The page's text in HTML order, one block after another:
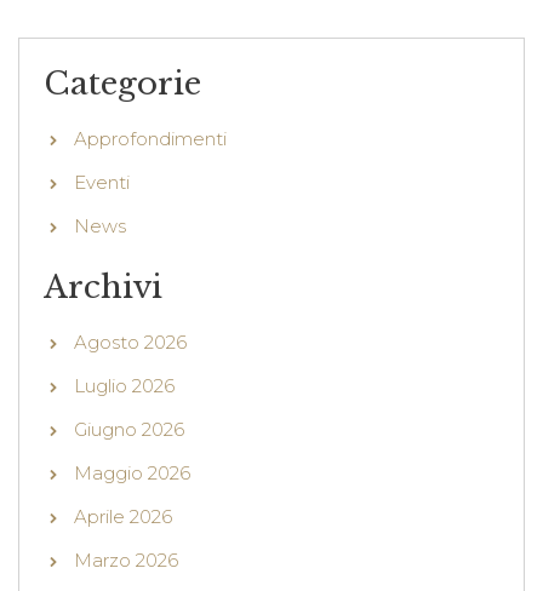
Categorie
Approfondimenti
Eventi
News
Archivi
Agosto 2026
Luglio 2026
Giugno 2026
Maggio 2026
Aprile 2026
Marzo 2026